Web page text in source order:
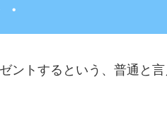
ントするという、普通と